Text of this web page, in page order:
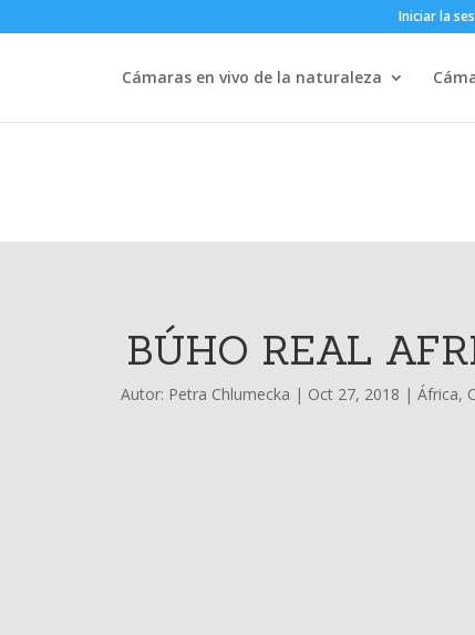
Iniciar la
Cámaras en vivo de la naturaleza
BÚHO REAL
Autor: Petra Chlumecka | Oct 27, 2018 | África,